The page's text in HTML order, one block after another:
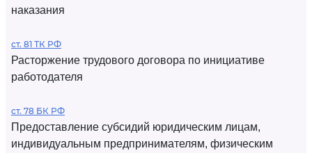
наказания
ст. 81 ТК РФ
Расторжение трудового договора по инициативе
работодателя
ст. 78 БК РФ
Предоставление субсидий юридическим лицам,
индивидуальным предпринимателям, физическим